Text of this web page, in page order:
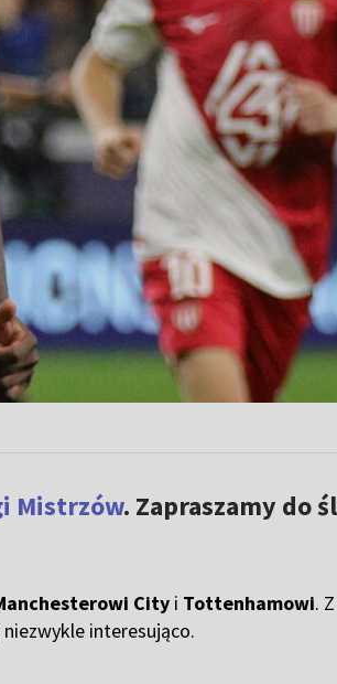
Mistrzów. Zapraszamy do
City i Tottenhamowi.
interesująco.